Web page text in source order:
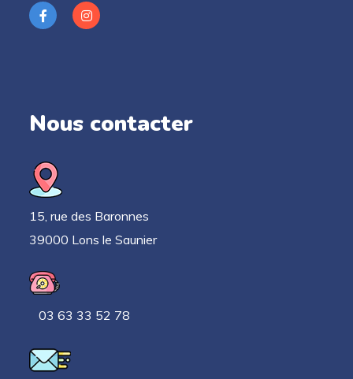
Nous contacter
15, rue des Baronnes
39000 Lons le Saunier
03 63 33 52 78